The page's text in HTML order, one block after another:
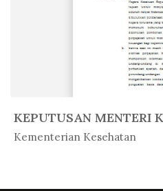
KEPUTUSAN MENTERI
Kementerian Kesehatan
In Peratur...